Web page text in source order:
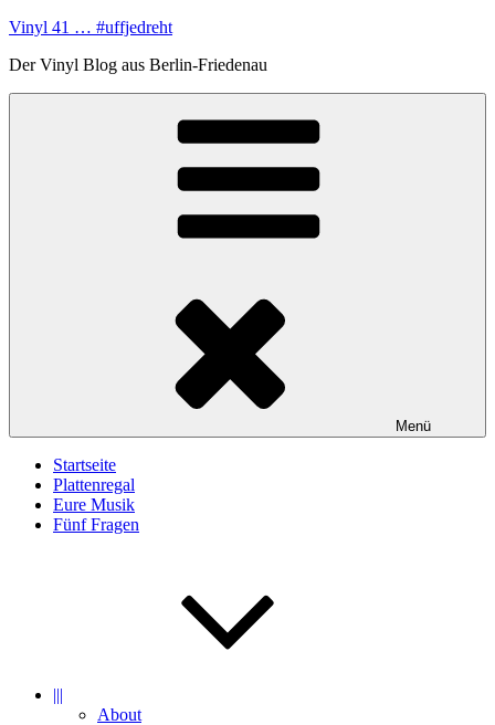
Zum
springen
Vinyl 41 … #uffjedreht
Der Vinyl Blog aus Berlin-Friedenau
Menü
Startseite
Plattenregal
Eure Musik
Fünf Fragen
|||
About